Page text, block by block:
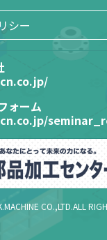
シー
ォーム
CO.,LTD.ALL